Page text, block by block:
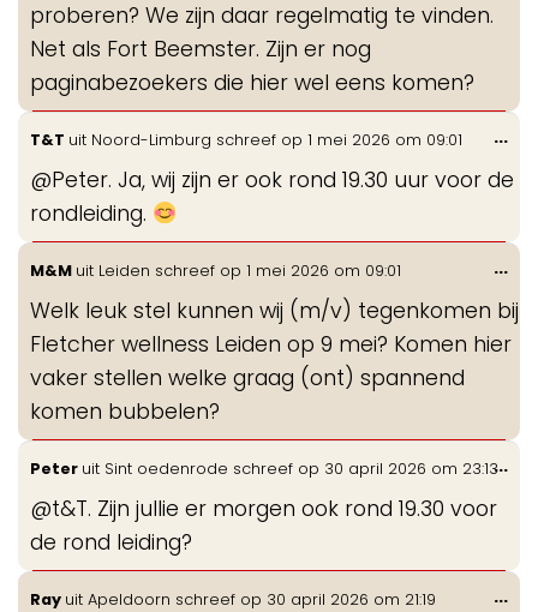
proberen? We zijn daar regelmatig te vinden.
Net als Fort Beemster. Zijn er nog
paginabezoekers die hier wel eens komen?
T&T uit Noord-Limburg schreef op 1 mei 2026 om 09:01
@Peter. Ja, wij zijn er ook rond 19.30 uur voor de
rondleiding.
...
M&M uit Leiden schreef op 1 mei 2026 om 09:01
Welk leuk stel kunnen wij (m/v) tegenkomen bij
Fletcher wellness Leiden op 9 mei? Komen hier
vaker stellen welke graag (ont) spannend
komen bubbelen?
...
Peter uit Sint oedenrode schreef op 30 april 2026 om 23:13
@t&T. Zijn jullie er morgen ook rond 19.30 voor
de rond leiding?
...
Ray uit Apeldoorn schreef op 30 april 2026 om 21:19 ...